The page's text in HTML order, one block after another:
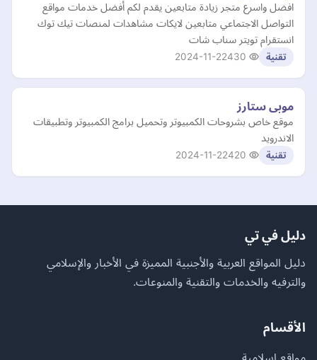
افضل واسرع متجر زيادة متابعين يقدم لكم أفضل خدمات مواقع
التواصل الاجتماعي متابعين لايكات مشاهدات لمنصات تيك توك
انستقرام تويتر سناب شات
تقنية 2024-11-22
موبى ستارز
موقع خاص بشروحات الكمبيوتر وتحميل برامج الكمبيوتر وتطبيقات
الاندرويد
تقنية 2024-11-22
دليل في تي
دليل المواقع العربية والأجنبية المميزة في الأخبار والإسلامي
والترفيه والخدمات والتقنية والمنوعات.
الأقسام